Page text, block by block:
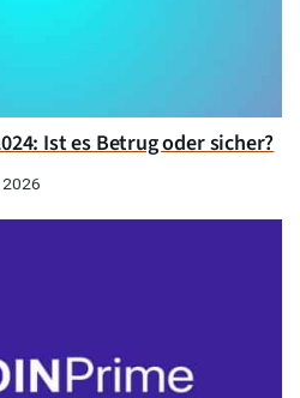
Ist es Betrug oder sicher?